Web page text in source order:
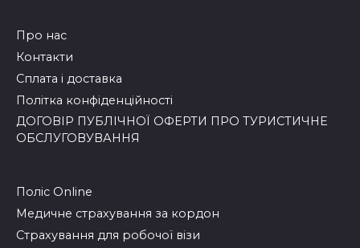
Про нас
Контакти
Сплата і доставка
Політка конфіденційності
ДОГОВІР ПУБЛІЧНОЇ ОФЕРТИ ПРО ТУРИСТИЧНЕ
ОБСЛУГОВУВАННЯ
Поліс Online
Медичне страхування за кордон
Страхування для робочої візи